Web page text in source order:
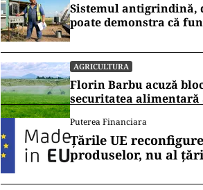
Sistemul antigrindină,
poate demonstra că
AGRICULTURA
Florin Barbu acuză
securitatea alimentară
Puterea Financiara
Țările UE
produselor, nu al